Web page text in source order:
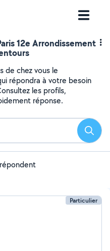
12e Arrondissement
de chez vous le
répondra à votre besoin
les profils,
réponse.
Particulier